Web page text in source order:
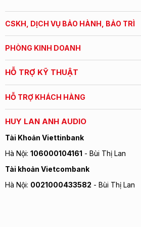
Thông số kỹ thuật cơ bản của
Nguồn Gốc
Hãng Sản Xuất
Model
Loại Amply Karaoke
Nhà Nhập Khẩu
Điện áp
Công suất tiêu thụ
Số sò
Công suất đầu ra
Tỷ lệ tạp âm
CSKH, DỊCH VỤ BẢO HÀNH, BẢO TRÌ
PHÒNG KINH DOANH
HỖ TRỢ KỸ THUẬT
HỖ TRỢ KHÁCH HÀNG
HUY LAN ANH AUDIO
Tài Khoản Viettinbank
Hà Nội: 106000104161 - Bùi Thị Lan
Tài khoản Vietcombank
Hà Nội: 0021000433582 - Bùi Thị Lan